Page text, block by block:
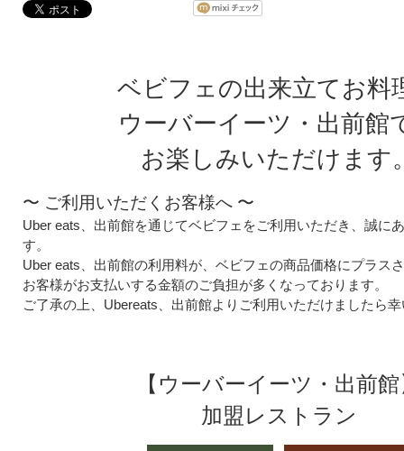
ベビフェの出来立てお料
ウーバーイーツ・出前館
お楽しみいただけます
〜 ご利用いただくお客様へ 〜
Uber eats、出前館を通じてベビフェをご利用いただき、誠に
す。
Uber eats、出前館の利用料が、ベビフェの商品価格にプラス
お客様がお支払いする金額のご負担が多くなっております。
ご了承の上、Ubereats、出前館よりご利用いただけましたら
【ウーバーイーツ・出前
加盟レストラン